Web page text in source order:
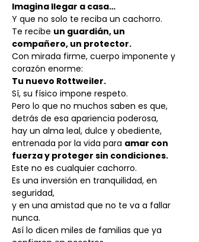
Imagina llegar a casa…
Y que no solo te reciba un cachorro.
Te recibe un guardián, un
compañero, un protector.
Con mirada firme, cuerpo imponente y
corazón enorme:
Tu nuevo Rottweiler.
Sí, su físico impone respeto.
Pero lo que no muchos saben es que,
detrás de esa apariencia poderosa,
hay un alma leal, dulce y obediente,
entrenada por la vida para amar con
fuerza y proteger sin condiciones.
Este no es cualquier cachorro.
Es una inversión en tranquilidad, en
seguridad,
y en una amistad que no te va a fallar
nunca.
Así lo dicen miles de familias que ya